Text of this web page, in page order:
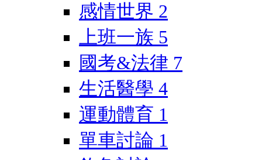
感情世界 2
上班一族 5
國考&法律 7
生活醫學 4
運動體育 1
單車討論 1